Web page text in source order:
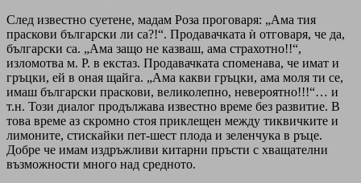
След известно суетене, мадам Роза проговаря: „Ама тия
праскови български ли са?!“. Продавачката ѝ отговаря, че да,
български са. „Ама защо не казваш, ама страхотно!!“,
изломотва м. Р. в екстаз. Продавачката споменава, че имат и
гръцки, ей в оная щайга. „Ама какви гръцки, ама моля ти се,
имаш български праскови, великолепно, невероятно!!!“… и
т.н. Този диалог продължава известно време без развитие. В
това време аз скромно стоя приклещен между тиквичките и
лимоните, стискайки пет-шест плода и зеленчука в ръце.
Добре че имам издръжливи китарни пръсти с хващателни
възможности много над средното.